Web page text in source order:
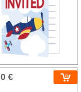
€